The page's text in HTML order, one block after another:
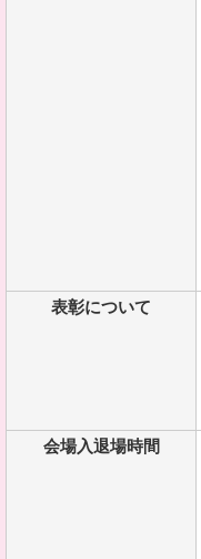
表彰について
会場入退場時間